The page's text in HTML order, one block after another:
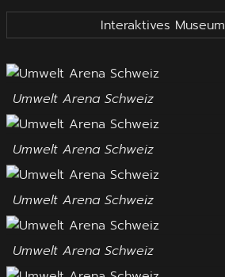
Interaktives Museum
Umwelt Arena Schweiz
Umwelt Arena Schweiz
Umwelt Arena Schweiz
Umwelt Arena Schweiz